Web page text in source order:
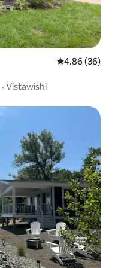
Ukadiriaji wa
4.86 (36)
· Vistawishi